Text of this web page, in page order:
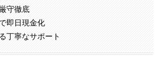
守徹底
即日現金化
丁寧なサポート